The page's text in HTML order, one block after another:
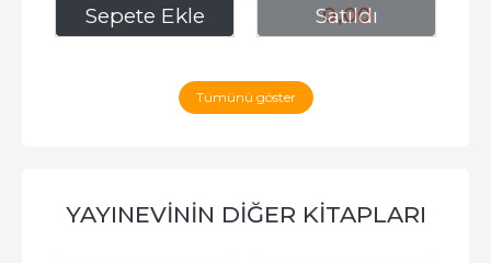
Sepete Ekle
518,50 Satıldı
0,00
Tümünü göster
YAYINEVININ DIĞER KITAPLARI